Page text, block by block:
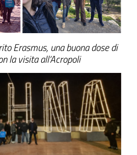
Erasmus, una buona dose di
la visita all’Acropoli